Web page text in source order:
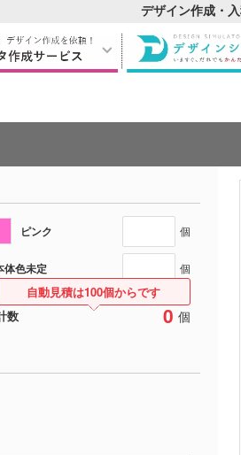
デザイン作成・
ピンク 個
体色未定 個
数 0 個
自動見積は100個からです